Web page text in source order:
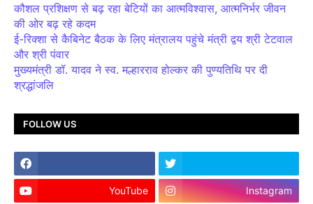
कौशल प्रशिक्षण से बढ़ रहा बेटियों का आत्मविश्वास, आत्मनिर्भर जीवन
की ओर बढ़ रहे कदम
ई-रिक्शा से कैबिनेट बैठक के लिए मंत्रालय पहुंचे मंत्री द्वय श्री टेटवाल
और श्री पंवार
मुख्यमंत्री डॉ. यादव ने स्व. मल्हारराव होल्कर की पुण्यतिथि पर दी
श्रद्धांजलि
FOLLOW US
YouTube Instagram